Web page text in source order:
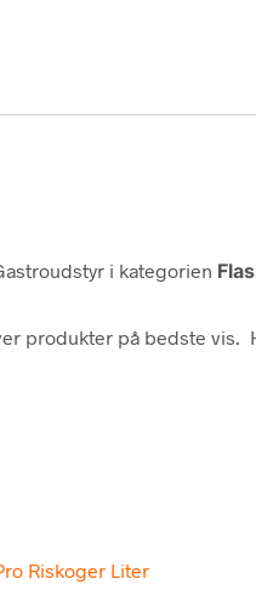
i kategorien
produkter på bedste